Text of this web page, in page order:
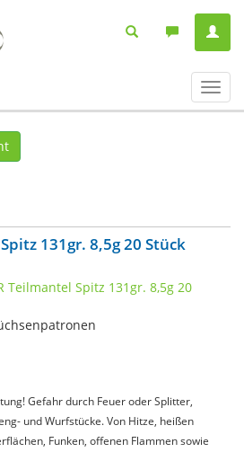
ein-/
131gr. 8,5g 20 Stück
Gefahr durch Feuer oder Splitter,
und Wurfstücke. Von Hitze, heißen
Funken, offenen Flammen sowie